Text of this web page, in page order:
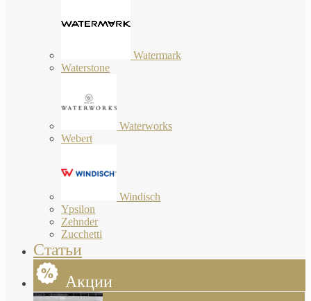
Watermark
Waterstone
Waterworks
Webert
Windisch
Ypsilon
Zehnder
Zucchetti
Статьи
Акции